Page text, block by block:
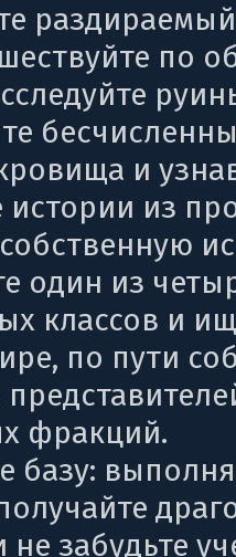
по
и
истории из
один из
классов и
по пути
фракций.
базу:
не забудьте